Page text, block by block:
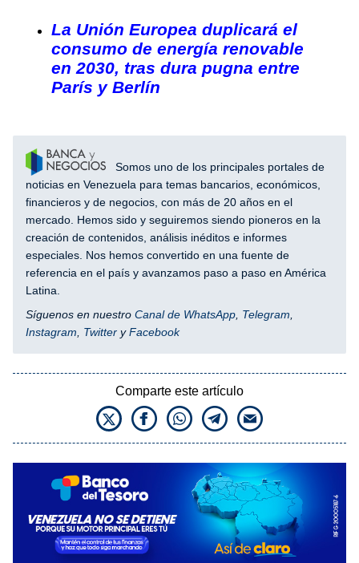
La Unión Europea duplicará el
consumo de energía renovable
en 2030, tras dura pugna entre
París y Berlín
Somos uno de los principales portales de
noticias en Venezuela para temas bancarios, económicos,
financieros y de negocios, con más de 20 años en el
mercado. Hemos sido y seguiremos siendo pioneros en la
creación de contenidos, análisis inéditos e informes
especiales. Nos hemos convertido en una fuente de
referencia en el país y avanzamos paso a paso en América
Latina.
Síguenos en nuestro Canal de WhatsApp Telegram
Instagram
Twitter yFacebook
Comparte este artículo